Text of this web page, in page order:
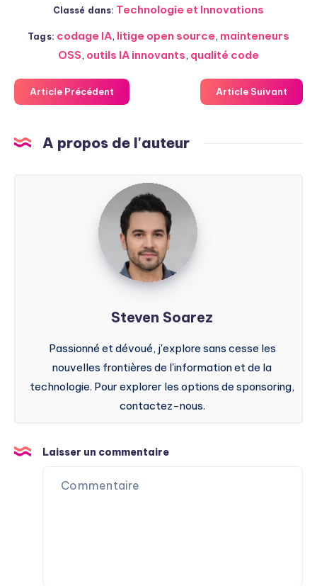
Classé dans: Technologie et Innovations
Tags: codage IA, litige open source, mainteneurs
OSS, outils IA innovants, qualité code
Article Précédent Article Suivant
A propos de l'auteur
Steven
Soarez
Steven Soarez
Passionné et dévoué, j'explore sans cesse les
nouvelles frontières de l'information et de la
technologie. Pour explorer les options de sponsoring,
contactez-nous.
Laisser un commentaire